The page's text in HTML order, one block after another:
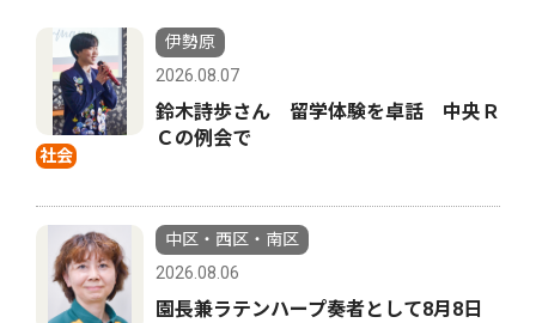
社会
伊勢原
2026.08.07
鈴木詩歩さん 留学体験を卓話 中央Ｒ
Ｃの例会で
中区・西区・南区
2026.08.06
園長兼ラテンハープ奏者として8月8日